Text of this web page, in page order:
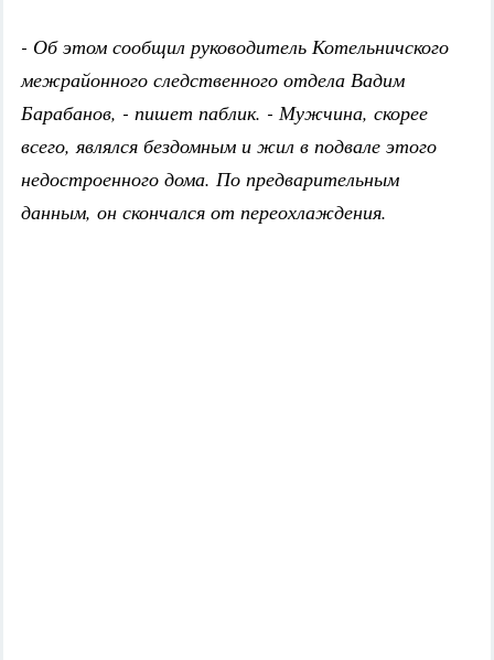
- Об этом сообщил руководитель Котельничского
межрайонного следственного отдела Вадим
Барабанов, - пишет паблик. - Мужчина, скорее
всего, являлся бездомным и жил в подвале этого
недостроенного дома. По предварительным
данным, он скончался от переохлаждения.